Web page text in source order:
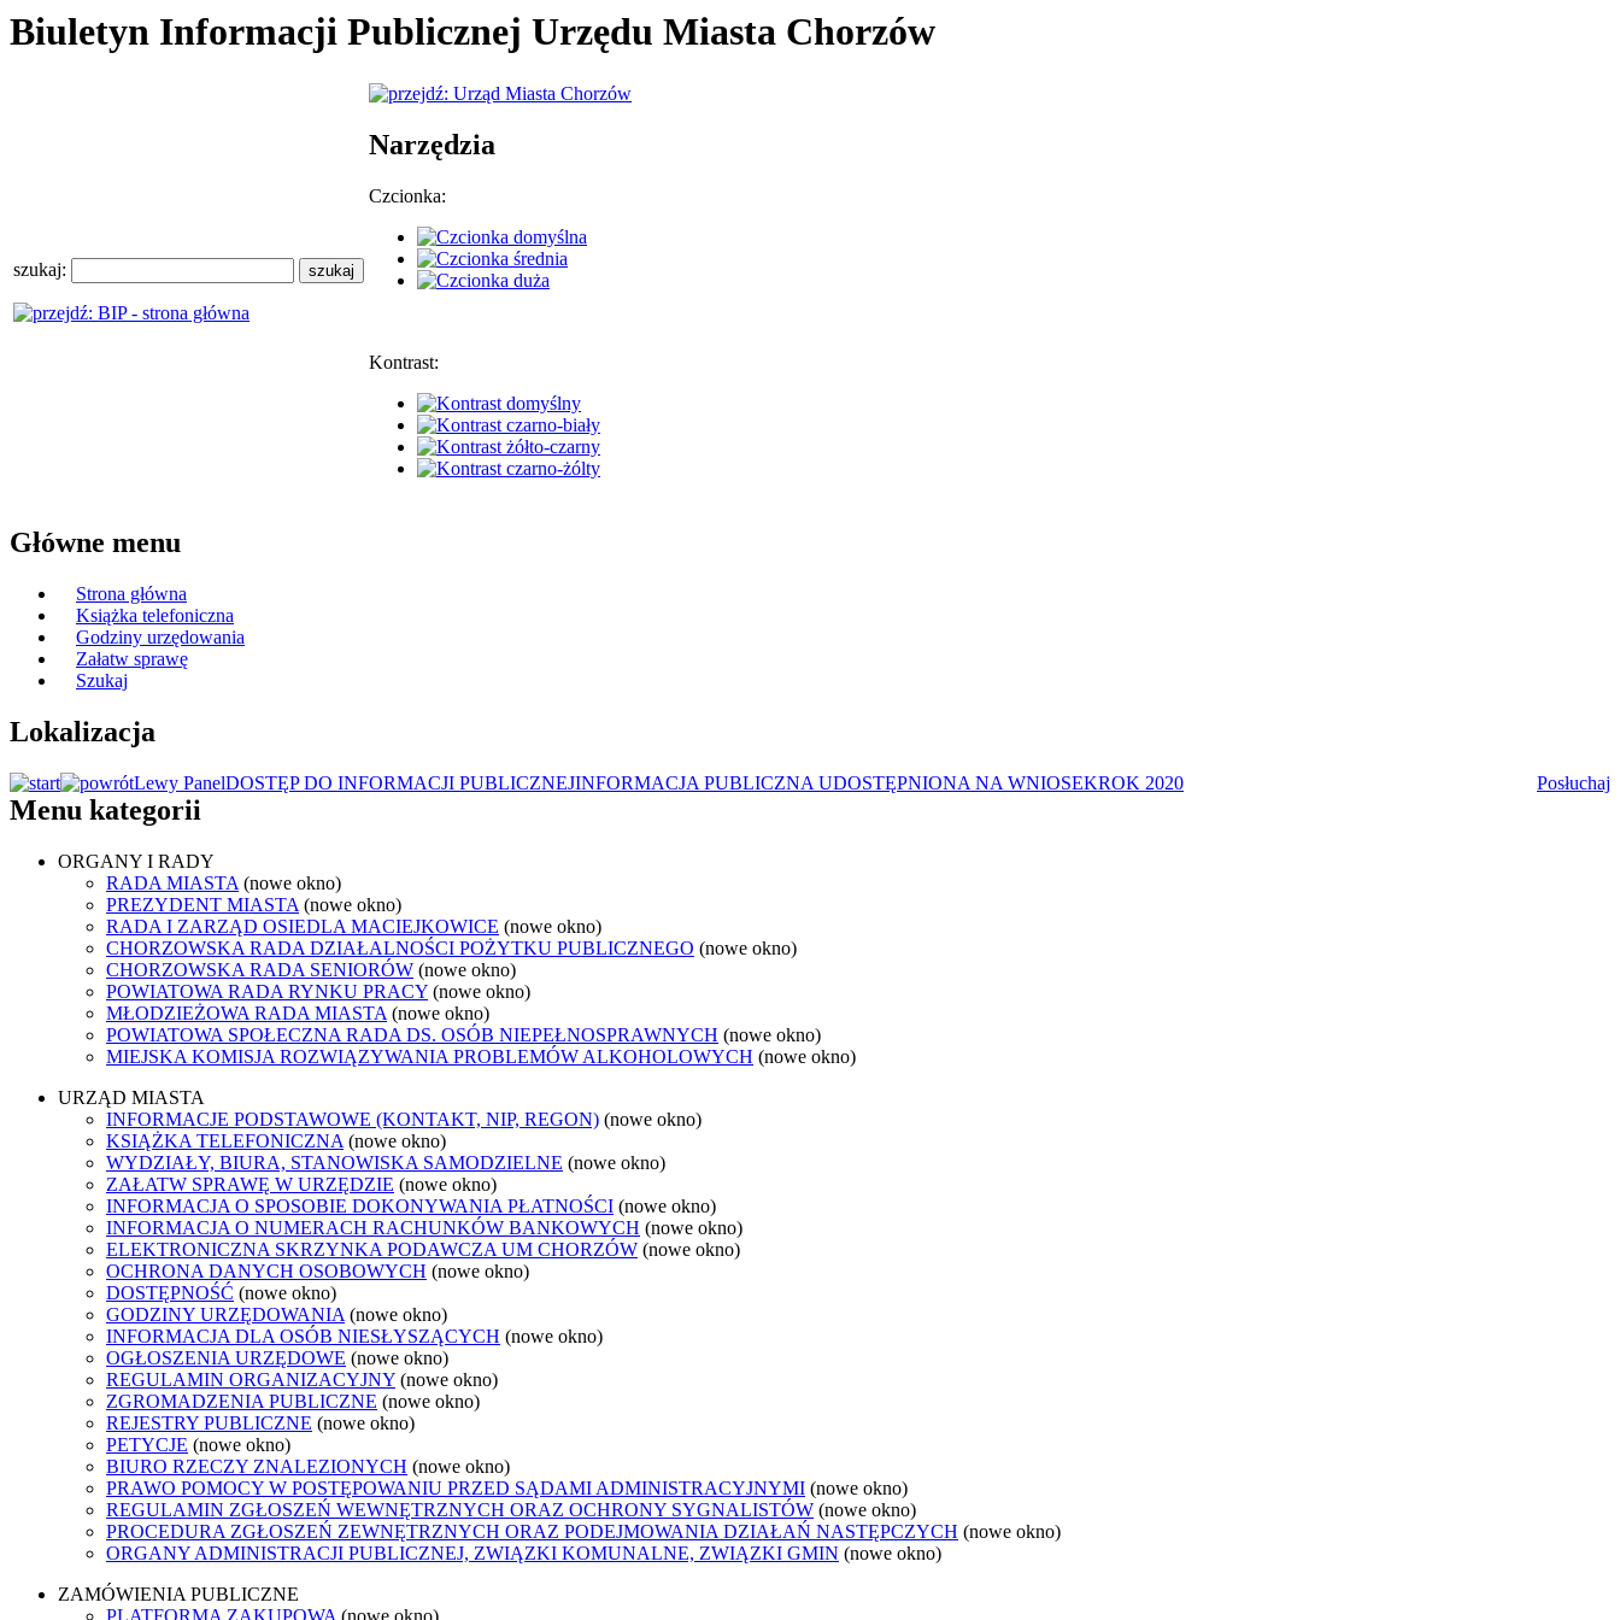
Biuletyn Informacji Publicznej Urzędu Miasta Chorzów
szukaj:
Narzędzia
Czcionka:
Kontrast:
Główne menu
Strona główna
Książka telefoniczna
Godziny urzędowania
Załatw sprawę
Szukaj
Lokalizacja
Posłuchaj
Lewy PanelDOSTĘP DO INFORMACJI PUBLICZNEJINFORMACJA PUBLICZNA UDOSTĘPNIONA NA WNIOSEKROK 2020
Menu kategorii
ORGANY I RADY
RADA MIASTA (nowe okno)
PREZYDENT MIASTA (nowe okno)
RADA I ZARZĄD OSIEDLA MACIEJKOWICE (nowe okno)
CHORZOWSKA RADA DZIAŁALNOŚCI POŻYTKU PUBLICZNEGO (nowe okno)
CHORZOWSKA RADA SENIORÓW (nowe okno)
POWIATOWA RADA RYNKU PRACY (nowe okno)
MŁODZIEŻOWA RADA MIASTA (nowe okno)
POWIATOWA SPOŁECZNA RADA DS. OSÓB NIEPEŁNOSPRAWNYCH (nowe okno)
MIEJSKA KOMISJA ROZWIĄZYWANIA PROBLEMÓW ALKOHOLOWYCH (nowe okno)
URZĄD MIASTA
INFORMACJE PODSTAWOWE (KONTAKT, NIP, REGON) (nowe okno)
KSIĄŻKA TELEFONICZNA (nowe okno)
WYDZIAŁY, BIURA, STANOWISKA SAMODZIELNE (nowe okno)
ZAŁATW SPRAWĘ W URZĘDZIE (nowe okno)
INFORMACJA O SPOSOBIE DOKONYWANIA PŁATNOŚCI (nowe okno)
INFORMACJA O NUMERACH RACHUNKÓW BANKOWYCH (nowe okno)
ELEKTRONICZNA SKRZYNKA PODAWCZA UM CHORZÓW (nowe okno)
OCHRONA DANYCH OSOBOWYCH (nowe okno)
DOSTĘPNOŚĆ (nowe okno)
GODZINY URZĘDOWANIA (nowe okno)
INFORMACJA DLA OSÓB NIESŁYSZĄCYCH (nowe okno)
OGŁOSZENIA URZĘDOWE (nowe okno)
REGULAMIN ORGANIZACYJNY (nowe okno)
ZGROMADZENIA PUBLICZNE (nowe okno)
REJESTRY PUBLICZNE (nowe okno)
PETYCJE (nowe okno)
BIURO RZECZY ZNALEZIONYCH (nowe okno)
PRAWO POMOCY W POSTĘPOWANIU PRZED SĄDAMI ADMINISTRACYJNYMI (nowe okno)
REGULAMIN ZGŁOSZEŃ WEWNĘTRZNYCH ORAZ OCHRONY SYGNALISTÓW (nowe okno)
PROCEDURA ZGŁOSZEŃ ZEWNĘTRZNYCH ORAZ PODEJMOWANIA DZIAŁAŃ NASTĘPCZYCH (nowe okno)
ORGANY ADMINISTRACJI PUBLICZNEJ, ZWIĄZKI KOMUNALNE, ZWIĄZKI GMIN (nowe okno)
ZAMÓWIENIA PUBLICZNE
PLATFORMA ZAKUPOWA (nowe okno)